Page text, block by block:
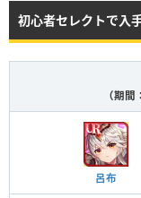
初心者セレクトで入
（期
呂布